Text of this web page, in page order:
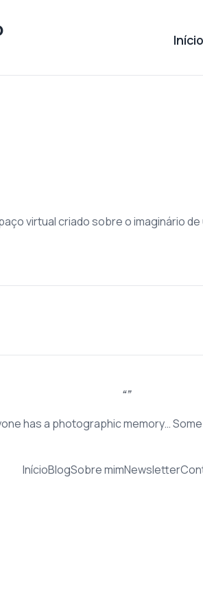
Início
virtual criado sobre o imaginário
has a photographic memory… Some
InícioBlogSobre mimNewsletter